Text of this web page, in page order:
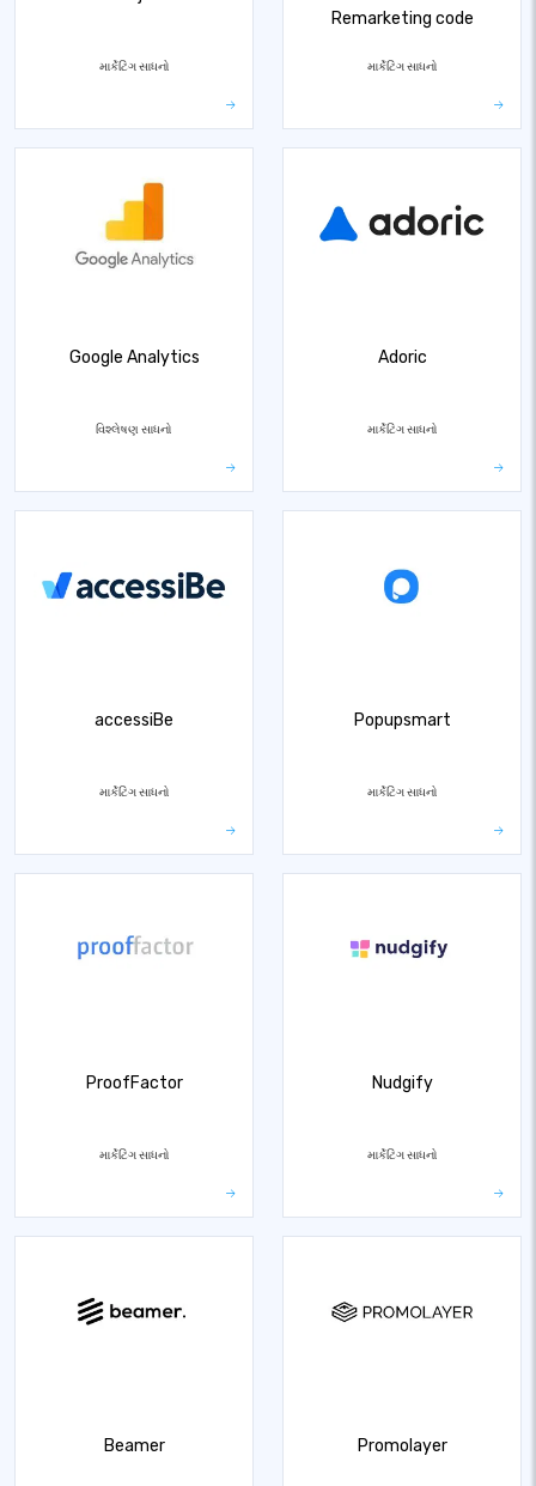
માર્કેટિંગ સાધનો
Remarketing code
માર્કેટિંગ સાધનો
Google Analytics
વિશ્લેષણ સાધનો
Adoric
માર્કેટિંગ સાધનો
accessiBe
માર્કેટિંગ સાધનો
Popupsmart
માર્કેટિંગ સાધનો
ProofFactor
માર્કેટિંગ સાધનો
Nudgify
માર્કેટિંગ સાધનો
Beamer Promolayer